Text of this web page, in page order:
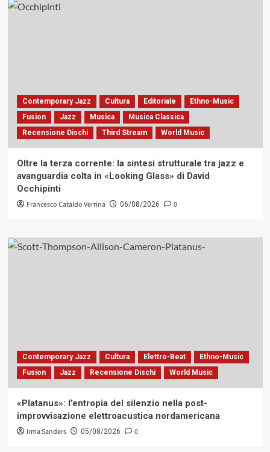
Contemporary Jazz Cultura Editoriale
Ethno-Music
Fusion
Jazz Musica
Musica Classica
Recensione Dischi
Third Stream World Music
Oltre la terza corrente: la sintesi strutturale tra jazz e
avanguardia colta in «Looking Glass» di David
Occhipinti
Francesco Cataldo Verrina 06/08/2026 0
Contemporary Jazz Cultura Elettro-Beat
Ethno-Music
Fusion
Jazz Recensione Dischi World Music
«Platanus»: l’entropia del silenzio nella post-
improvvisazione elettroacustica nordamericana
Irma Sanders 05/08/2026 0